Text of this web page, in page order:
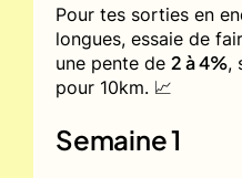
Pour tes sorties en
longues, essaie de
une pente de 2 à 4%,
pour 10km. 📈
Semaine 1